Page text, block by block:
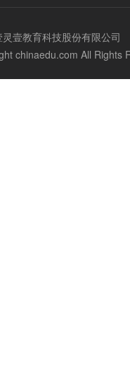
壹教育科技股份有限公司
chinaedu.com All